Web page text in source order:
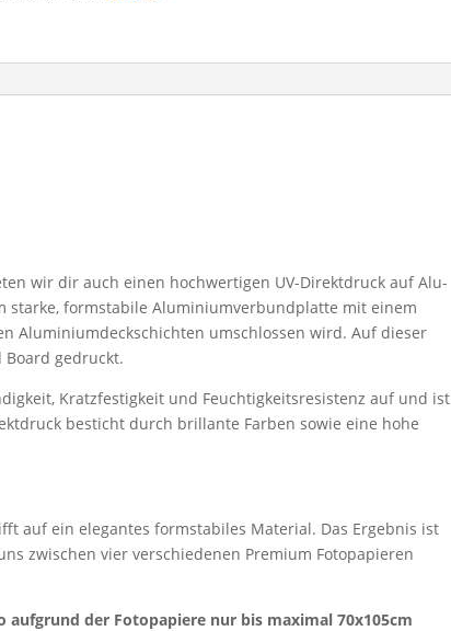
wir dir auch einen hochwertigen UV-Direktdruck auf Alu-
starke, formstabile Aluminiumverbundplatte mit einem
Aluminiumdeckschichten umschlossen wird. Auf dieser
Board gedruckt.
Kratzfestigkeit und Feuchtigkeitsresistenz auf und ist
besticht durch brillante Farben sowie eine hohe
auf ein elegantes formstabiles Material. Das Ergebnis ist
zwischen vier verschiedenen Premium Fotopapieren
der Fotopapiere nur bis maximal 70x105cm